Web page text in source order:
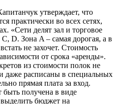
утверждает, что
практически во всех сетях,
«Сети делят зал и торговое
D. Зона A – самая дорогая, а в
не захочет. Стоимость
от срока «аренды».
из стоимости полок не
даже расписаны в специальных
прямая плата за вход.
получена в виде
выделить бюджет на